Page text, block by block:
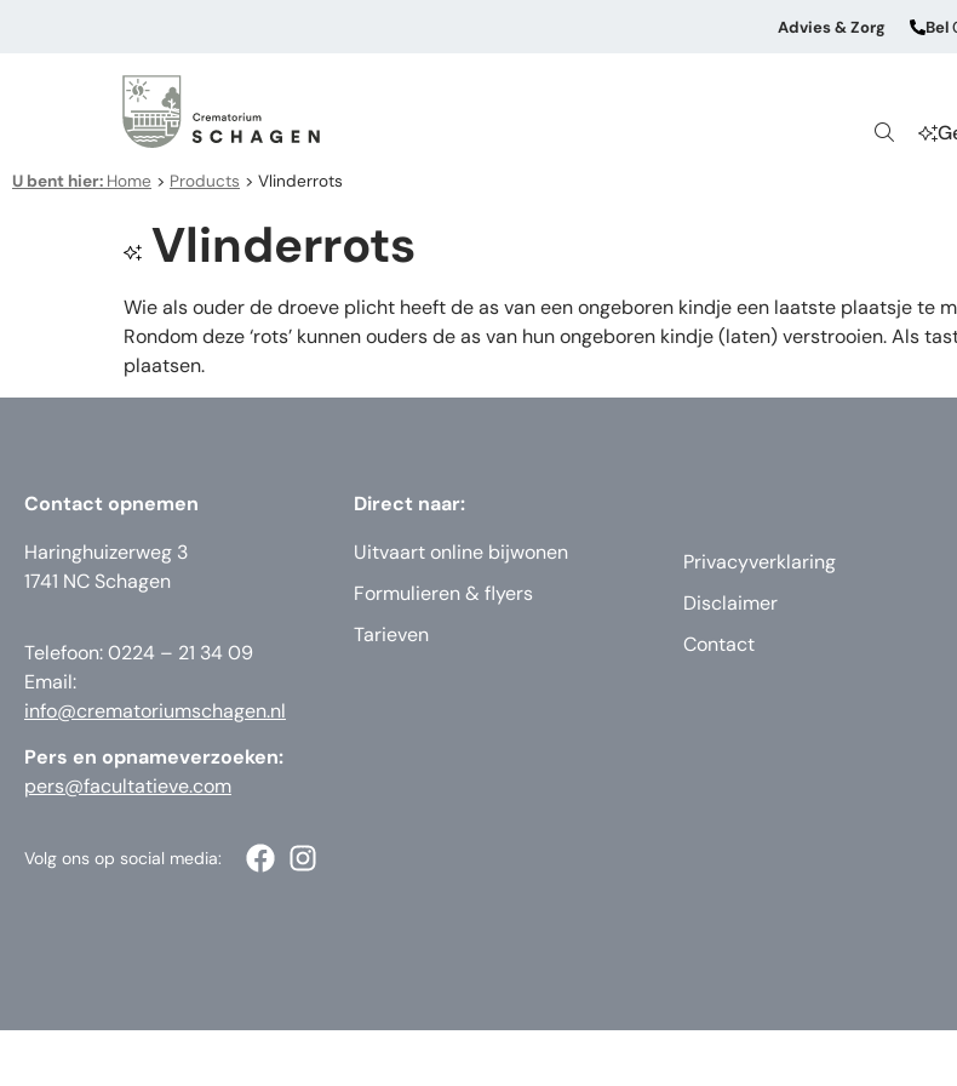
Advies & Zorg Bel
U bent hier: Home > Products > Vlinderrots
Vlinderrots
Wie als ouder de droeve plicht heeft de as van een ongeboren kindje een laatste plaatsje te
Rondom deze ‘rots’ kunnen ouders de as van hun ongeboren kindje (laten) verstrooien. Als
plaatsen.
Contact opnemen
Haringhuizerweg 3
1741 NC Schagen
Telefoon: 0224 – 21 34 09
Email:
info@crematoriumschagen.nl
Pers en opnameverzoeken:
pers@facultatieve.com
Direct naar:
Uitvaart online bijwonen
Formulieren & flyers
Tarieven
Privacyverklaring
Disclaimer
Contact
Volg ons op social media: